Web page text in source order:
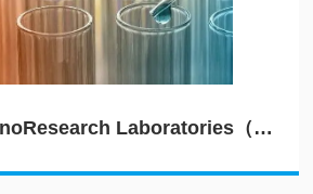
Jackson ImmunoResearch Laboratories（JIRL）